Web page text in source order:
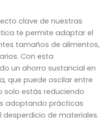
clave de nuestras
te permite adaptar el
tamaños de alimentos,
Con esta
un ahorro sustancial en
que puede oscilar entre
solo estás reduciendo
adoptando prácticas
desperdicio de materiales.